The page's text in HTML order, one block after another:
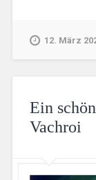
12. März
Ein
Vachroi